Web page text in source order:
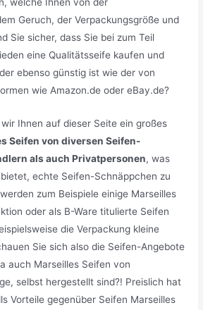
Geruch, der Verpackungsgröße und
Sie sicher, dass Sie bei zum Teil
eine Qualitätsseife kaufen und
ebenso günstig ist wie der von
wie Amazon.de oder eBay.de?
Ihnen auf dieser Seite ein großes
Seifen von diversen Seifen-
als auch Privatpersonen, was
echte Seifen-Schnäppchen zu
zum Beispiele einige Marseilles
oder als B-Ware titulierte Seifen
die Verpackung kleine
Sie sich also die Seifen-Angebote
auch Marseilles Seifen von
selbst hergestellt sind?! Preislich hat
Vorteile gegenüber Seifen Marseilles